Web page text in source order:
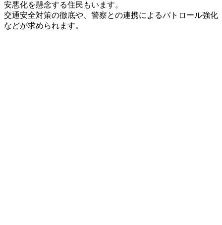
安悪化を懸念する住民もいます。
交通安全対策の徹底や、 警察との連携によるパトロール強化
などが求められます。